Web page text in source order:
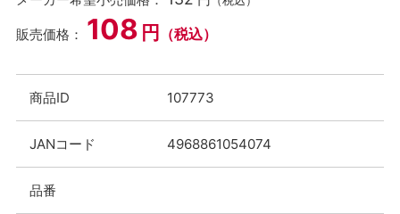
販売価格： 108 円 （税込）
商品ID 107773
JANコード 4968861054074
品番